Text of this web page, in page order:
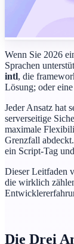
Wenn Sie 2026
Sprachen
intl, die
Lösung; oder
Jeder Ansatz hat
serverseitige
maximale
Grenzfall
ein Script-Tag
Dieser Leitfaden
die wirklich
Die Drei